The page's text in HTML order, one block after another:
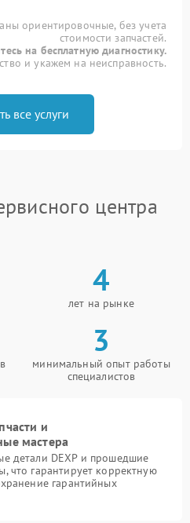
ориентировочные, без учета
стоимости запчастей.
на бесплатную диагностику.
и укажем на неисправность.
все услуги
центра
4
лет на рынке
3
минимальный опыт работы
специалистов
и
мастера
детали DEXP и прошедшие
что гарантирует корректную
гарантийных